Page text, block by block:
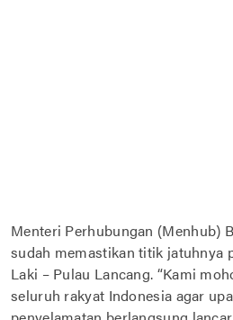
Menteri Perhubungan (Menhub)
sudah memastikan titik jatuhnya
Laki – Pulau Lancang. “Kami
seluruh rakyat Indonesia agar